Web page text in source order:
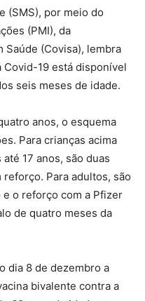
(SMS), por meio do
(PMI), da
Saúde (Covisa), lembra
Covid-19 está disponível
seis meses de idade.
anos, o esquema
Para crianças acima
17 anos, são duas
Para adultos, são
o reforço com a Pfizer
de quatro meses da
dia 8 de dezembro a
bivalente contra a